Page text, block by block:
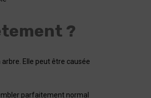
?
arbre. Elle peut être causée
parfaitement normal